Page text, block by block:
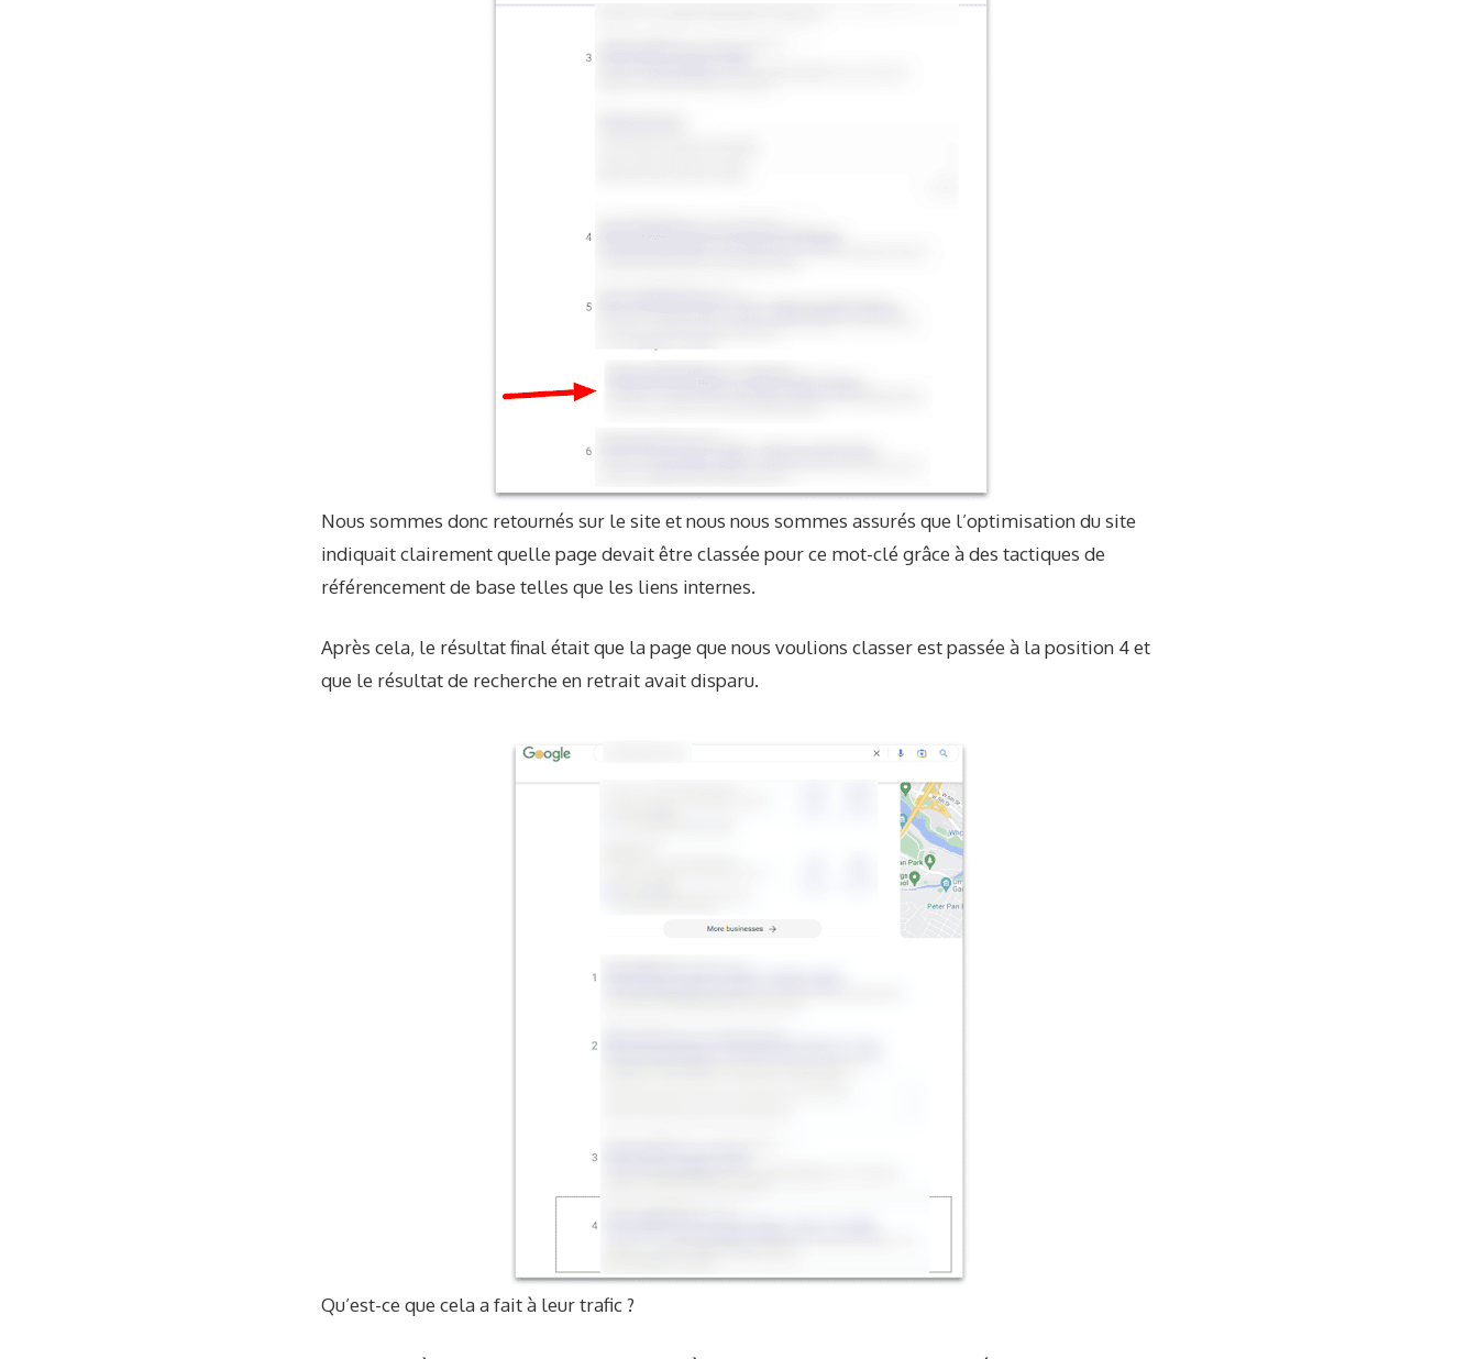
Nous sommes donc retournés sur le site et nous nous sommes assurés que l’optimisation du site
indiquait clairement quelle page devait être classée pour ce mot-clé grâce à des tactiques de
référencement de base telles que les liens internes.
Après cela, le résultat final était que la page que nous voulions classer est passée à la position 4 et
que le résultat de recherche en retrait avait disparu.
Qu’est-ce que cela a fait à leur trafic ?